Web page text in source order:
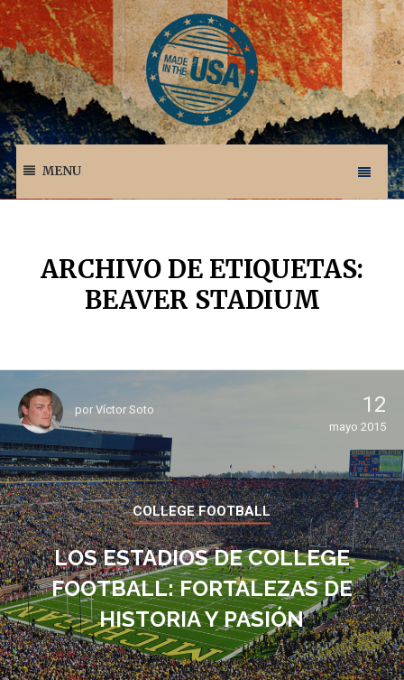
MENU
ARCHIVO DE ETIQUETAS:
BEAVER STADIUM
por Víctor Soto 12
mayo 2015
COLLEGE FOOTBALL
LOS ESTADIOS DE COLLEGE
FOOTBALL: FORTALEZAS DE
HISTORIA Y PASIÓN